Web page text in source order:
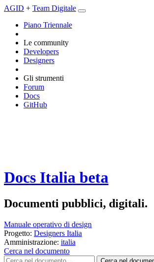
AGID + Team Digitale
Piano Triennale
Le community
Developers
Designers
Gli strumenti
Forum
Docs
GitHub
Docs Italia beta
Documenti pubblici, digitali.
Manuale operativo di design
Progetto: Designers Italia
Amministrazione: italia
Cerca nel documento